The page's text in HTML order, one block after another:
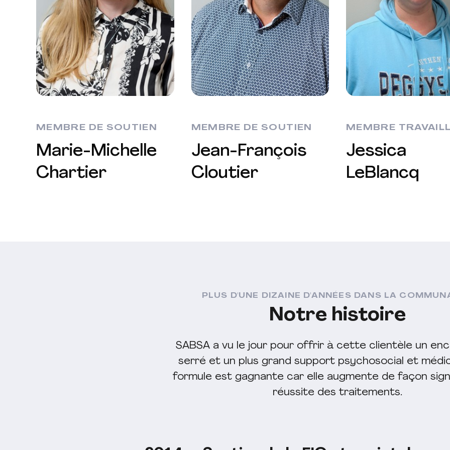
MEMBRE DE SOUTIEN
Marie-Michelle
Chartier
MEMBRE DE SOUTIEN
Jean-François
Cloutier
MEMBRE
Jessica
LeBlancq
PLUS D'UNE DIZAINE D'ANNÉES DANS LA
Notre histoire
SABSA a vu le jour pour offrir à cette clientèle un
serré et un plus grand support psychosocial et
formule est gagnante car elle augmente de façon
réussite des traitements.